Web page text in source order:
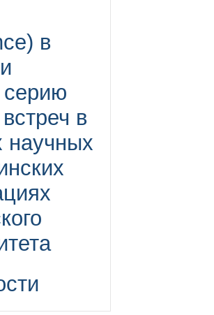
в
серию
в
научных